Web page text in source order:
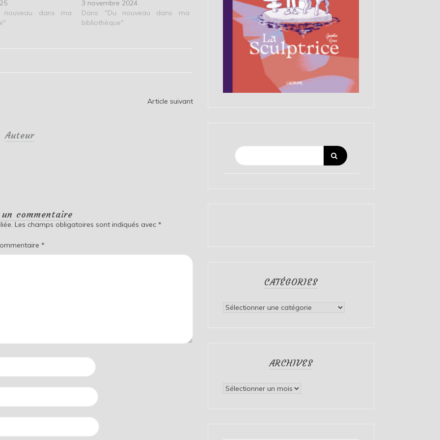
nouveau dans ma
3 novembre 2024
Dans "Du nouveau dans ma
bibliothèque"
Article suivant
Auteur
commentaire
Les champs obligatoires sont indiqués avec *
*
CATÉGORIES
Catégories
ARCHIVES
Archives